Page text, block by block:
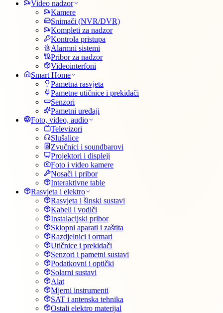
Video nadzor
Kamere
Snimači (NVR/DVR)
Kompleti za nadzor
Kontrola pristupa
Alarmni sistemi
Pribor za nadzor
Videointerfoni
Smart Home
Pametna rasvjeta
Pametne utičnice i prekidači
Senzori
Pametni uređaji
Foto, video, audio
Televizori
Slušalice
Zvučnici i soundbarovi
Projektori i displeji
Foto i video kamere
Nosači i pribor
Interaktivne table
Rasvjeta i elektro
Rasvjeta i šinski sustavi
Kabeli i vodiči
Instalacijski pribor
Sklopni aparati i zaštita
Razdjelnici i ormari
Utičnice i prekidači
Senzori i pametni sustavi
Podatkovni i optički
Solarni sustavi
Alat
Mjerni instrumenti
SAT i antenska tehnika
Ostali elektro materijal